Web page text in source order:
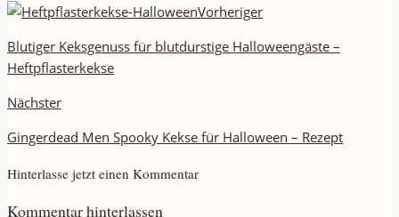
Vorheriger
Blutiger Keksgenuss für blutdurstige Halloweengäste –
Heftpflasterkekse
Nächster
Gingerdead Men Spooky Kekse für Halloween – Rezept
Hinterlasse jetzt einen Kommentar
Kommentar hinterlassen